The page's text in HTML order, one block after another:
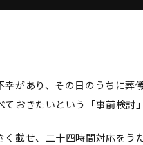
があり、その日のうちに葬
おきたいという「事前検討」
載せ、二十四時間対応をう